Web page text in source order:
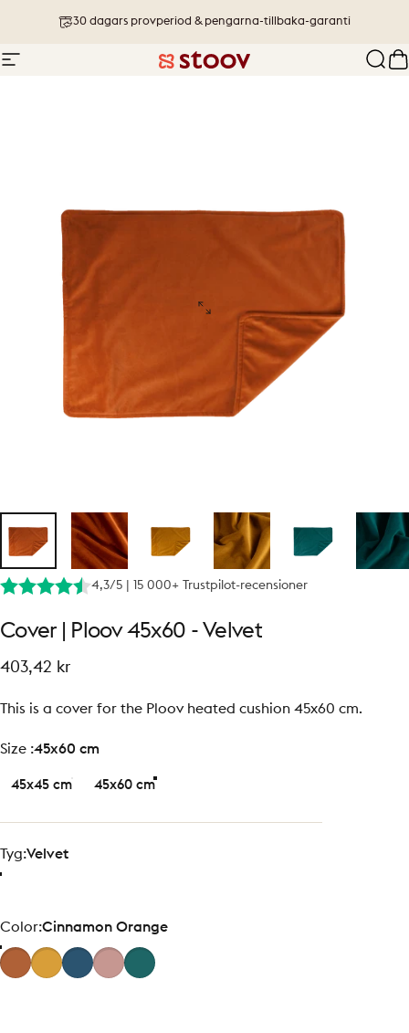
30 dagars provperiod & pengarna-tillbaka-garanti
Webbplatsnavigering Stoov® | Cordless Heated Cushions
Sök
4,3/5 | 15 000+ Trustpilot-recensioner
Cover Ploov 45x60 - Velvet
403,42 kr
This is a cover for the Ploov heated cushion 45x60 cm.
size
Size :45x60 cm
45x45 cm 45x60 cm
Tyg
Tyg:Velvet
Color
Color:Cinnamon Orange